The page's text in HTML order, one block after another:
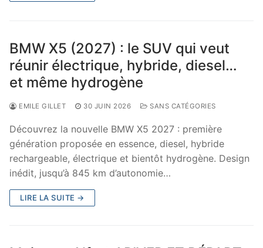
BMW X5 (2027) : le SUV qui veut
réunir électrique, hybride, diesel…
et même hydrogène
EMILE GILLET 30 JUIN 2026 SANS CATÉGORIES
Découvrez la nouvelle BMW X5 2027 : première
génération proposée en essence, diesel, hybride
rechargeable, électrique et bientôt hydrogène. Design
inédit, jusqu’à 845 km d’autonomie…
LIRE LA SUITE →